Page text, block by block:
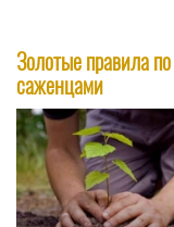
Золотые правила
саженцами